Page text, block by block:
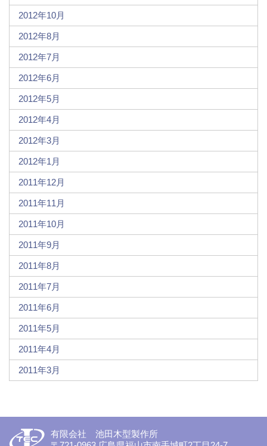
2012年10月
2012年8月
2012年7月
2012年6月
2012年5月
2012年4月
2012年3月
2012年1月
2011年12月
2011年11月
2011年10月
2011年9月
2011年8月
2011年7月
2011年6月
2011年5月
2011年4月
2011年3月
有限会社 池田木型製作所